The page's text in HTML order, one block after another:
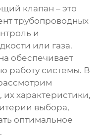
клапан – это
трубопроводных
и
или газа.
обеспечивает
работу системы. В
характеристики,
выбора,
оптимальное